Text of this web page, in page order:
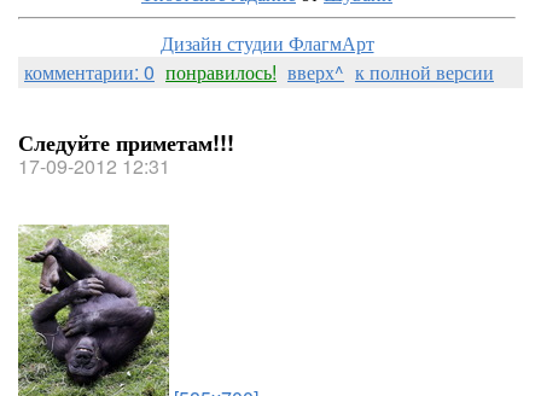
Дизайн студии ФлагмАрт
комментарии: 0 понравилось! вверх^ к полной версии
Следуйте приметам!!!
17-09-2012 12:31